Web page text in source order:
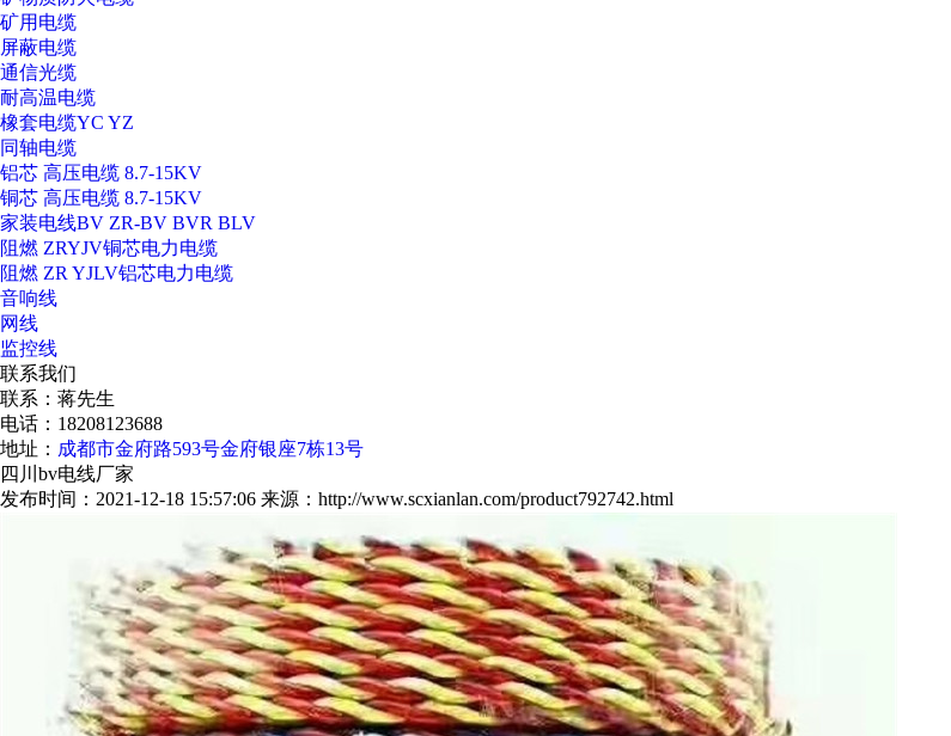
矿用电缆
屏蔽电缆
通信光缆
耐高温电缆
橡套电缆YC YZ
同轴电缆
铝芯 高压电缆 8.7-15KV
铜芯 高压电缆 8.7-15KV
家装电线BV ZR-BV BVR BLV
阻燃 ZRYJV铜芯电力电缆
阻燃 ZR YJLV铝芯电力电缆
音响线
网线
监控线
联系我们
联系：蒋先生
电话：18208123688
地址： 成都市金府路593号金府银座7栋13号
四川bv电线厂家
发布时间：2021-12-18 15:57:06 来源：http://www.scxianlan.com/product792742.html